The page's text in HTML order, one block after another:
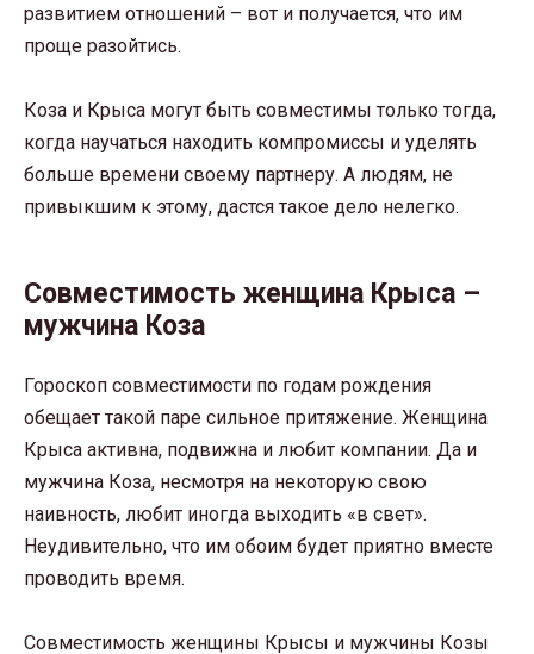
развитием отношений – вот и получается, что им
проще разойтись.
Коза и Крыса могут быть совместимы только тогда,
когда научаться находить компромиссы и уделять
больше времени своему партнеру. А людям, не
привыкшим к этому, дастся такое дело нелегко.
Совместимость женщина Крыса –
мужчина Коза
Гороскоп совместимости по годам рождения
обещает такой паре сильное притяжение. Женщина
Крыса активна, подвижна и любит компании. Да и
мужчина Коза, несмотря на некоторую свою
наивность, любит иногда выходить «в свет».
Неудивительно, что им обоим будет приятно вместе
проводить время.
Совместимость женщины Крысы и мужчины Козы